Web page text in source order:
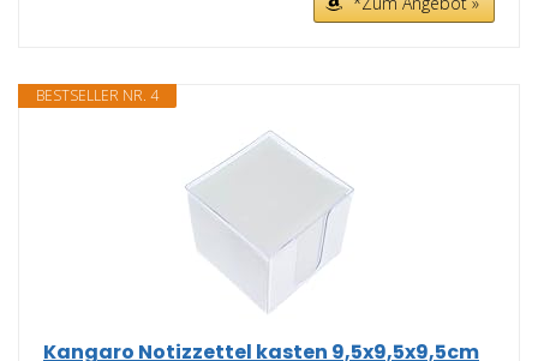
BESTSELLER NR. 4
Kangaro Notizzettel kasten 9,5x9,5x9,5cm